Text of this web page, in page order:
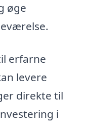
øge
erfarne
levere
direkte til
i